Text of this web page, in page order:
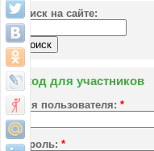
Поиск на сайте:
Вход для участников
Имя пользователя: *
Пароль: *